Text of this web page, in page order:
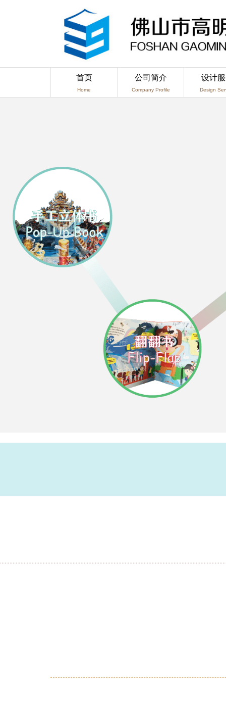
首页
Home
公司简介
Company Profile
设计
Design